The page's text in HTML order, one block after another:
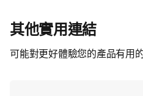
其他實用連結
可能對更好體驗您的產品有用